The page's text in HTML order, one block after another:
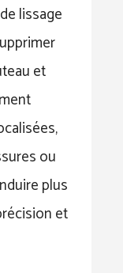
lissage
et
ou
plus
et